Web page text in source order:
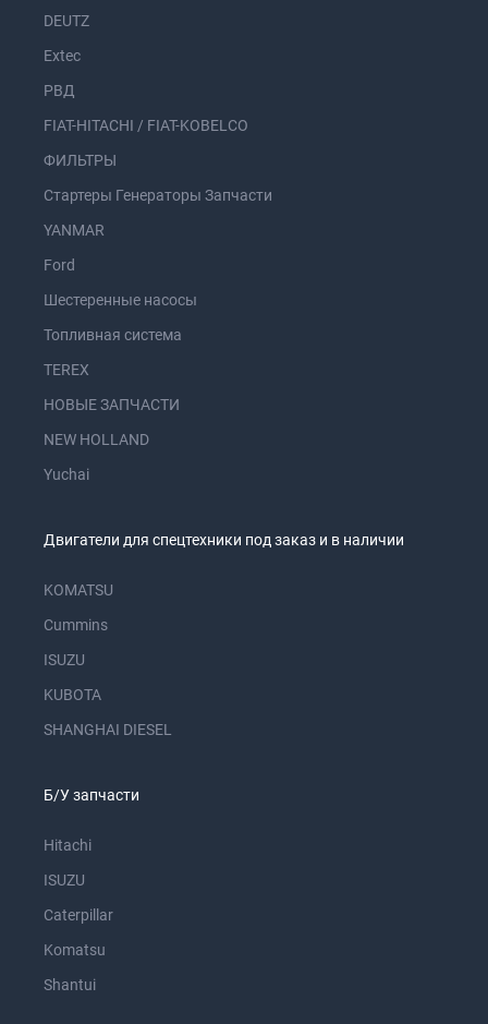
DEUTZ
Extec
РВД
FIAT-HITACHI / FIAT-KOBELCO
ФИЛЬТРЫ
Стартеры Генераторы Запчасти
YANMAR
Ford
Шестеренные насосы
Топливная система
TEREX
НОВЫЕ ЗАПЧАСТИ
NEW HOLLAND
Yuchai
Двигатели для спецтехники под заказ и в наличии
KOMATSU
Cummins
ISUZU
KUBOTA
SHANGHAI DIESEL
Б/У запчасти
Hitachi
ISUZU
Caterpillar
Komatsu
Shantui